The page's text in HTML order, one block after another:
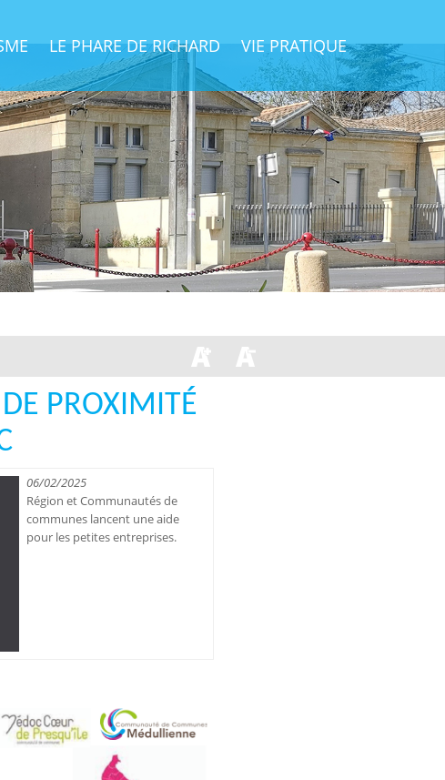
LE PHARE DE RICHARD VIE PRATIQUE
PROXIMITÉ
06/02/2025
Région et Communautés de
communes lancent une aide
pour les petites entreprises.